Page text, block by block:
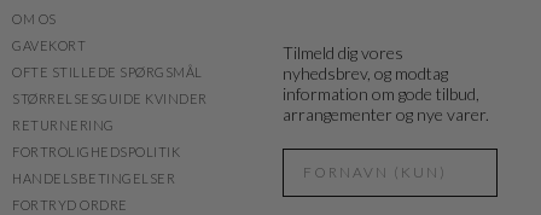
OM OS
GAVEKORT
OFTE STILLEDE SPØRGSMÅL
STØRRELSESGUIDE KVINDER
RETURNERING
FORTROLIGHEDSPOLITIK
HANDELSBETINGELSER
FORTRYD ORDRE
Tilmeld dig vores
nyhedsbrev, og modtag
information om gode tilbud,
arrangementer og nye varer.